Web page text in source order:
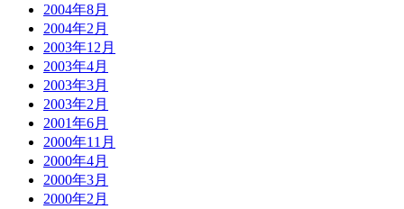
2004年8月
2004年2月
2003年12月
2003年4月
2003年3月
2003年2月
2001年6月
2000年11月
2000年4月
2000年3月
2000年2月